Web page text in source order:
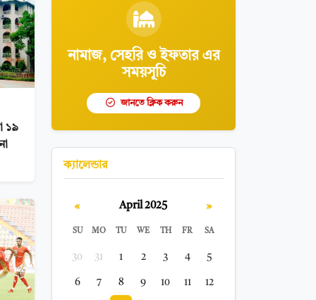
১৯
নামাজ, সেহরি ও ইফতার এর
সময়সূচি
জানতে ক্লিক করুন
ক্যালেন্ডার
« April 2025 »
SU MO TU WE TH FR SA
30 31 1 2 3 4 5
6 7 8 9 10 11 12